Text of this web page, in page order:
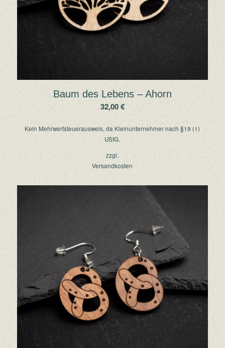
Baum des Lebens – Ahorn
32,00€
Kein Mehrwertsteuerausweis, da Kleinunternehmer nach §19 (1)
UStG.
zzgl.
Versandkosten